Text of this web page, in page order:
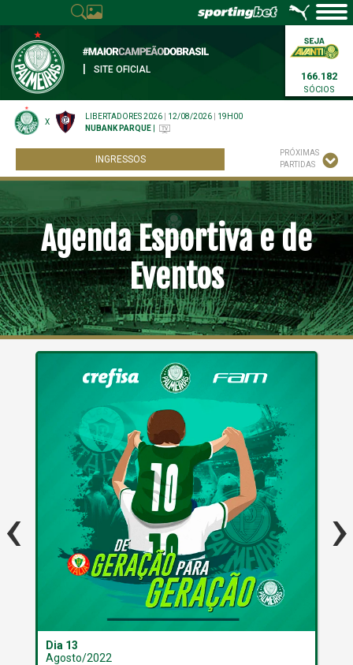
SITE OFICIAL
166.182
SÓCIOS
X
LIBERTADORES 2026 12/08/2026
19H00
NUBANK PARQUE
INGRESSOS
PRÓXIMAS
PARTIDAS
Agenda Esportiva e de
Eventos
Dia 13
Agosto/2022
‹ ›